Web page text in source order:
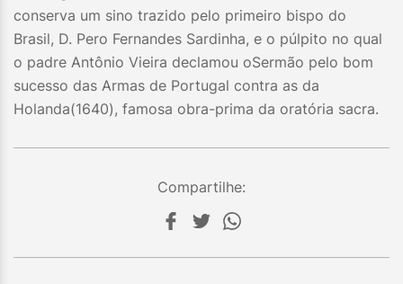
conserva um sino trazido pelo primeiro bispo do
Brasil, D. Pero Fernandes Sardinha, e o púlpito no qual
o padre Antônio Vieira declamou oSermão pelo bom
sucesso das Armas de Portugal contra as da
Holanda(1640), famosa obra-prima da oratória sacra.
Compartilhe: